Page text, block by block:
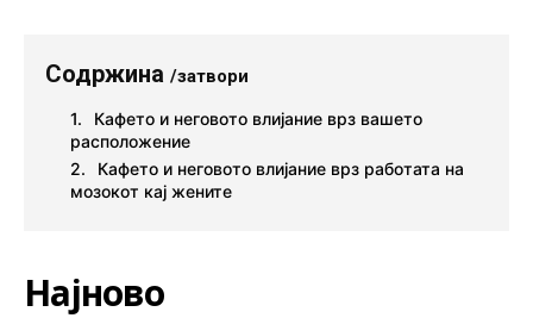
Содржина /затвори
Кафето и неговото влијание врз вашето
расположение
Кафето и неговото влијание врз работата на
мозокот кај жените
Најново